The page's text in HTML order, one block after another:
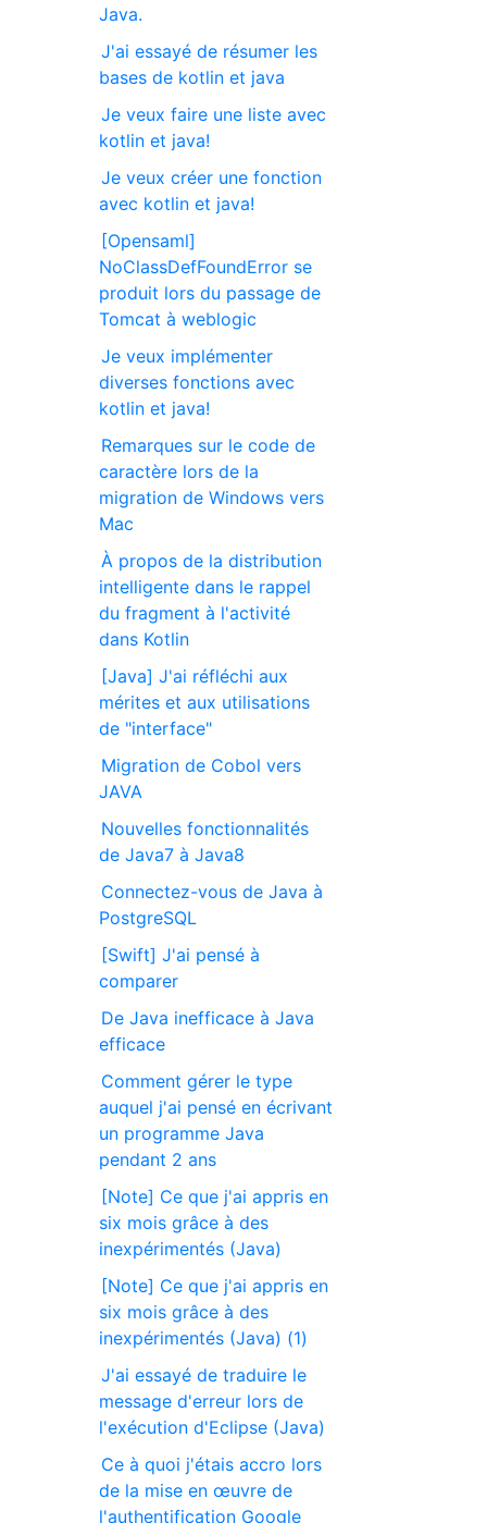
Java.
J'ai essayé de résumer les
bases de kotlin et java
Je veux faire une liste avec
kotlin et java!
Je veux créer une fonction
avec kotlin et java!
[Opensaml]
NoClassDefFoundError se
produit lors du passage de
Tomcat à weblogic
Je veux implémenter
diverses fonctions avec
kotlin et java!
Remarques sur le code de
caractère lors de la
migration de Windows vers
Mac
À propos de la distribution
intelligente dans le rappel
du fragment à l'activité
dans Kotlin
[Java] J'ai réfléchi aux
mérites et aux utilisations
de "interface"
Migration de Cobol vers
JAVA
Nouvelles fonctionnalités
de Java7 à Java8
Connectez-vous de Java à
PostgreSQL
[Swift] J'ai pensé à
comparer
De Java inefficace à Java
efficace
Comment gérer le type
auquel j'ai pensé en écrivant
un programme Java
pendant 2 ans
[Note] Ce que j'ai appris en
six mois grâce à des
inexpérimentés (Java)
[Note] Ce que j'ai appris en
six mois grâce à des
inexpérimentés (Java) (1)
J'ai essayé de traduire le
message d'erreur lors de
l'exécution d'Eclipse (Java)
Ce à quoi j'étais accro lors
de la mise en œuvre de
l'authentification Google